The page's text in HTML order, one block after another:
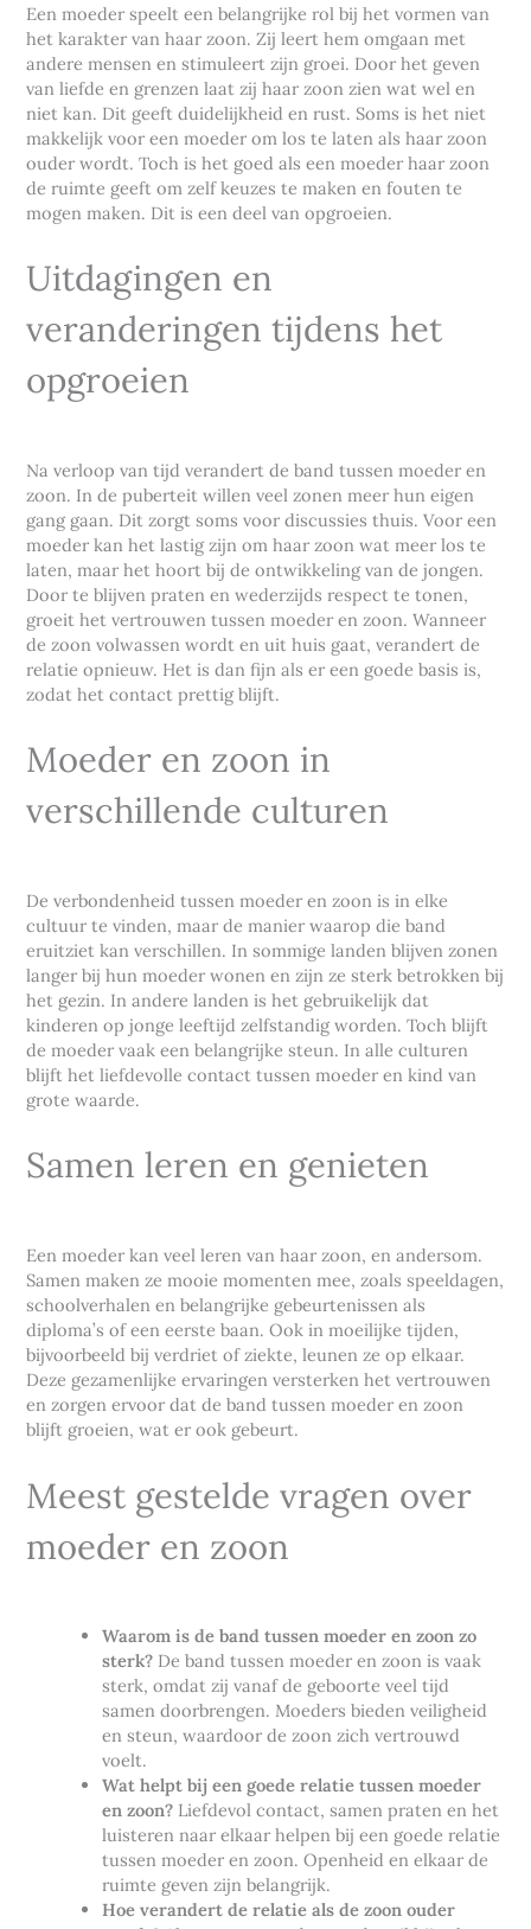
Een moeder speelt een belangrijke rol bij het vormen van
het karakter van haar zoon. Zij leert hem omgaan met
andere mensen en stimuleert zijn groei. Door het geven
van liefde en grenzen laat zij haar zoon zien wat wel en
niet kan. Dit geeft duidelijkheid en rust. Soms is het niet
makkelijk voor een moeder om los te laten als haar zoon
ouder wordt. Toch is het goed als een moeder haar zoon
de ruimte geeft om zelf keuzes te maken en fouten te
mogen maken. Dit is een deel van opgroeien.
Uitdagingen en
veranderingen tijdens het
opgroeien
Na verloop van tijd verandert de band tussen moeder en
zoon. In de puberteit willen veel zonen meer hun eigen
gang gaan. Dit zorgt soms voor discussies thuis. Voor een
moeder kan het lastig zijn om haar zoon wat meer los te
laten, maar het hoort bij de ontwikkeling van de jongen.
Door te blijven praten en wederzijds respect te tonen,
groeit het vertrouwen tussen moeder en zoon. Wanneer
de zoon volwassen wordt en uit huis gaat, verandert de
relatie opnieuw. Het is dan fijn als er een goede basis is,
zodat het contact prettig blijft.
Moeder en zoon in
verschillende culturen
De verbondenheid tussen moeder en zoon is in elke
cultuur te vinden, maar de manier waarop die band
eruitziet kan verschillen. In sommige landen blijven zonen
langer bij hun moeder wonen en zijn ze sterk betrokken bij
het gezin. In andere landen is het gebruikelijk dat
kinderen op jonge leeftijd zelfstandig worden. Toch blijft
de moeder vaak een belangrijke steun. In alle culturen
blijft het liefdevolle contact tussen moeder en kind van
grote waarde.
Samen leren en genieten
Een moeder kan veel leren van haar zoon, en andersom.
Samen maken ze mooie momenten mee, zoals speeldagen,
schoolverhalen en belangrijke gebeurtenissen als
diploma’s of een eerste baan. Ook in moeilijke tijden,
bijvoorbeeld bij verdriet of ziekte, leunen ze op elkaar.
Deze gezamenlijke ervaringen versterken het vertrouwen
en zorgen ervoor dat de band tussen moeder en zoon
blijft groeien, wat er ook gebeurt.
Meest gestelde vragen over
moeder en zoon
Waarom is de band tussen moeder en zoon zo
sterk? De band tussen moeder en zoon is vaak
sterk, omdat zij vanaf de geboorte veel tijd
samen doorbrengen. Moeders bieden veiligheid
en steun, waardoor de zoon zich vertrouwd
voelt.
Wat helpt bij een goede relatie tussen moeder
en zoon? Liefdevol contact, samen praten en het
luisteren naar elkaar helpen bij een goede relatie
tussen moeder en zoon. Openheid en elkaar de
ruimte geven zijn belangrijk.
Hoe verandert de relatie als de zoon ouder